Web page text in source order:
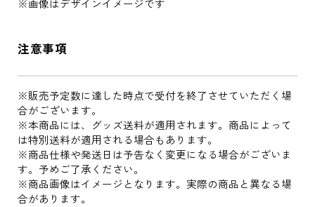
※画像はデザインイメージです
注意事項
※販売予定数に達した時点で受付を終了させていただく場
合がございます。
※本商品には、グッズ送料が適用されます。商品によって
は特別送料が適用される場合もあります。
※商品仕様や発送日は予告なく変更になる場合がございま
す。予めご了承ください。
※商品画像はイメージとなります。実際の商品と異なる場
合があります。